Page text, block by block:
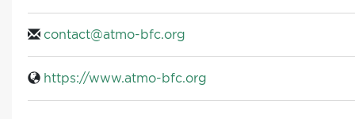
contact@atmo-bfc.org
https://www.atmo-bfc.org